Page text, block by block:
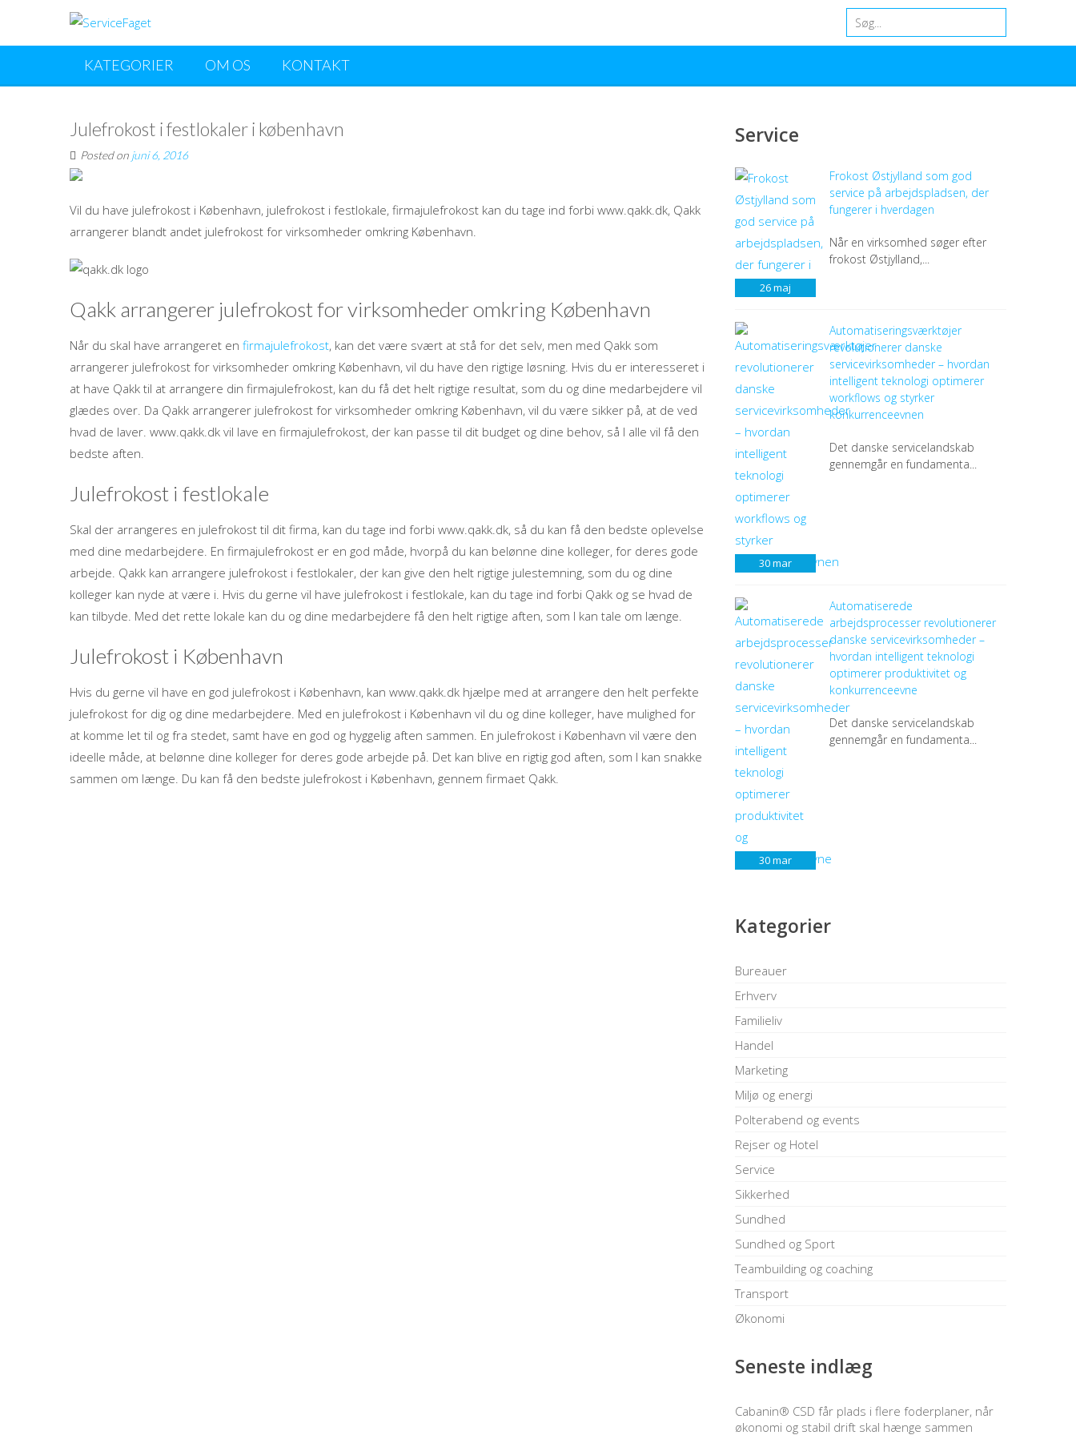
KATEGORIER OM OS KONTAKT
Julefrokost i festlokaler i københavn
Posted on juni 6, 2016
Vil du have julefrokost i København, julefrokost i festlokale, firmajulefrokost kan du tage ind forbi www.qakk.dk, Qakk
arrangerer blandt andet julefrokost for virksomheder omkring København.
Qakk arrangerer julefrokost for virksomheder omkring København
Når du skal have arrangeret en firmajulefrokost, kan det være svært at stå for det selv, men med Qakk som
arrangerer julefrokost for virksomheder omkring København, vil du have den rigtige løsning. Hvis du er interesseret i
at have Qakk til at arrangere din firmajulefrokost, kan du få det helt rigtige resultat, som du og dine medarbejdere vil
glædes over. Da Qakk arrangerer julefrokost for virksomheder omkring København, vil du være sikker på, at de ved
hvad de laver. www.qakk.dk vil lave en firmajulefrokost, der kan passe til dit budget og dine behov, så I alle vil få den
bedste aften.
Julefrokost i festlokale
Skal der arrangeres en julefrokost til dit firma, kan du tage ind forbi www.qakk.dk, så du kan få den bedste oplevelse
med dine medarbejdere. En firmajulefrokost er en god måde, hvorpå du kan belønne dine kolleger, for deres gode
arbejde. Qakk kan arrangere julefrokost i festlokaler, der kan give den helt rigtige julestemning, som du og dine
kolleger kan nyde at være i. Hvis du gerne vil have julefrokost i festlokale, kan du tage ind forbi Qakk og se hvad de
kan tilbyde. Med det rette lokale kan du og dine medarbejdere få den helt rigtige aften, som I kan tale om længe.
Julefrokost i København
Hvis du gerne vil have en god julefrokost i København, kan www.qakk.dk hjælpe med at arrangere den helt perfekte
julefrokost for dig og dine medarbejdere. Med en julefrokost i København vil du og dine kolleger, have mulighed for
at komme let til og fra stedet, samt have en god og hyggelig aften sammen. En julefrokost i København vil være den
ideelle måde, at belønne dine kolleger for deres gode arbejde på. Det kan blive en rigtig god aften, som I kan snakke
sammen om længe. Du kan få den bedste julefrokost i København, gennem firmaet Qakk.
Service
26maj
Frokost Østjylland som god
service på arbejdspladsen, der
fungerer i hverdagen
Når en virksomhed søger efter
frokost Østjylland,...
30mar
Automatiseringsværktøjer
revolutionerer danske
servicevirksomheder – hvordan
intelligent teknologi optimerer
workflows og styrker
konkurrenceevnen
Det danske servicelandskab
gennemgår en fundamenta...
30mar
Automatiserede
arbejdsprocesser revolutionerer
danske servicevirksomheder –
hvordan intelligent teknologi
optimerer produktivitet og
konkurrenceevne
Det danske servicelandskab
gennemgår en fundamenta...
Kategorier
Bureauer
Erhverv
Familieliv
Handel
Marketing
Miljø og energi
Polterabend og events
Rejser og Hotel
Service
Sikkerhed
Sundhed
Sundhed og Sport
Teambuilding og coaching
Transport
Økonomi
Seneste indlæg
Cabanin® CSD får plads i flere foderplaner, når
økonomi og stabil drift skal hænge sammen